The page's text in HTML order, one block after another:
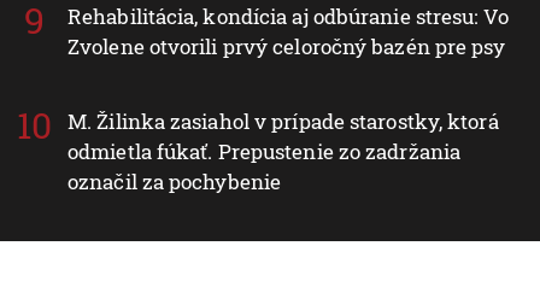
Rehabilitácia, kondícia aj odbúranie stresu: Vo
Zvolene otvorili prvý celoročný bazén pre psy
M. Žilinka zasiahol v prípade starostky, ktorá
odmietla fúkať. Prepustenie zo zadržania
označil za pochybenie